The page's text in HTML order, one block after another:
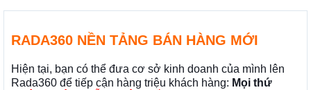
RADA360 NỀN TẢNG BÁN HÀNG MỚI
Hiện tại, bạn có thể đưa cơ sở kinh doanh của mình lên
Rada360 để tiếp cận hàng triệu khách hàng: Mọi thứ